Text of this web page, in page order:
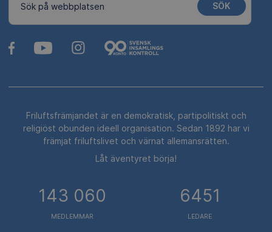
Sök på webbplatsen SÖK
Friluftsfrämjandet är en demokratisk, partipolitiskt och
religiöst obunden ideell organisation. Sedan 1892 har vi
främjat friluftslivet och värnat allemansrätten.
Låt äventyret börja!
143 060
MEDLEMMAR
6451
LEDARE